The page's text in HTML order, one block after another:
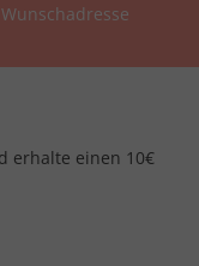
Wunschadresse
erhalte einen 10€